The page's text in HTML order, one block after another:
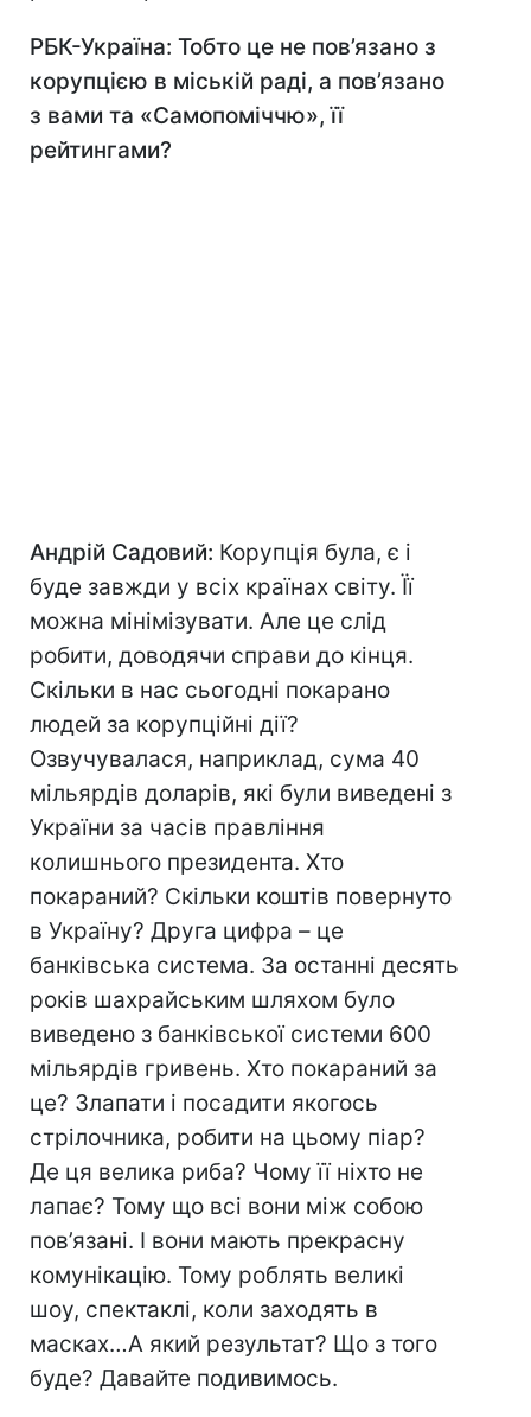
РБК-Україна: Тобто це не пов’язано з
корупцією в міській раді, а пов’язано
з вами та «Самопоміччю», її
рейтингами?
Андрій Садовий: Корупція була, є і
буде завжди у всіх країнах світу. Її
можна мінімізувати. Але це слід
робити, доводячи справи до кінця.
Скільки в нас сьогодні покарано
людей за корупційні дії?
Озвучувалася, наприклад, сума 40
мільярдів доларів, які були виведені з
України за часів правління
колишнього президента. Хто
покараний? Скільки коштів повернуто
в Україну? Друга цифра – це
банківська система. За останні десять
років шахрайським шляхом було
виведено з банківської системи 600
мільярдів гривень. Хто покараний за
це? Злапати і посадити якогось
стрілочника, робити на цьому піар?
Де ця велика риба? Чому її ніхто не
лапає? Тому що всі вони між собою
пов’язані. І вони мають прекрасну
комунікацію. Тому роблять великі
шоу, спектаклі, коли заходять в
масках…А який результат? Що з того
буде? Давайте подивимось.